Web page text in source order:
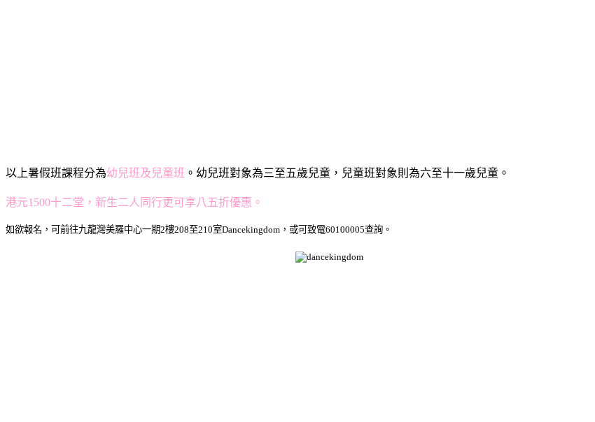
以上暑假班課程分為幼兒班及兒童班 。幼兒班對象為三至五歲兒童，兒童班對象則為六至十一歲兒童。
港元1500十二堂，新生二人同行更可享八五折優惠。
如欲報名，可前往九龍灣美羅中心一期2樓208至210室Dancekingdom，或可致電60100005查詢。